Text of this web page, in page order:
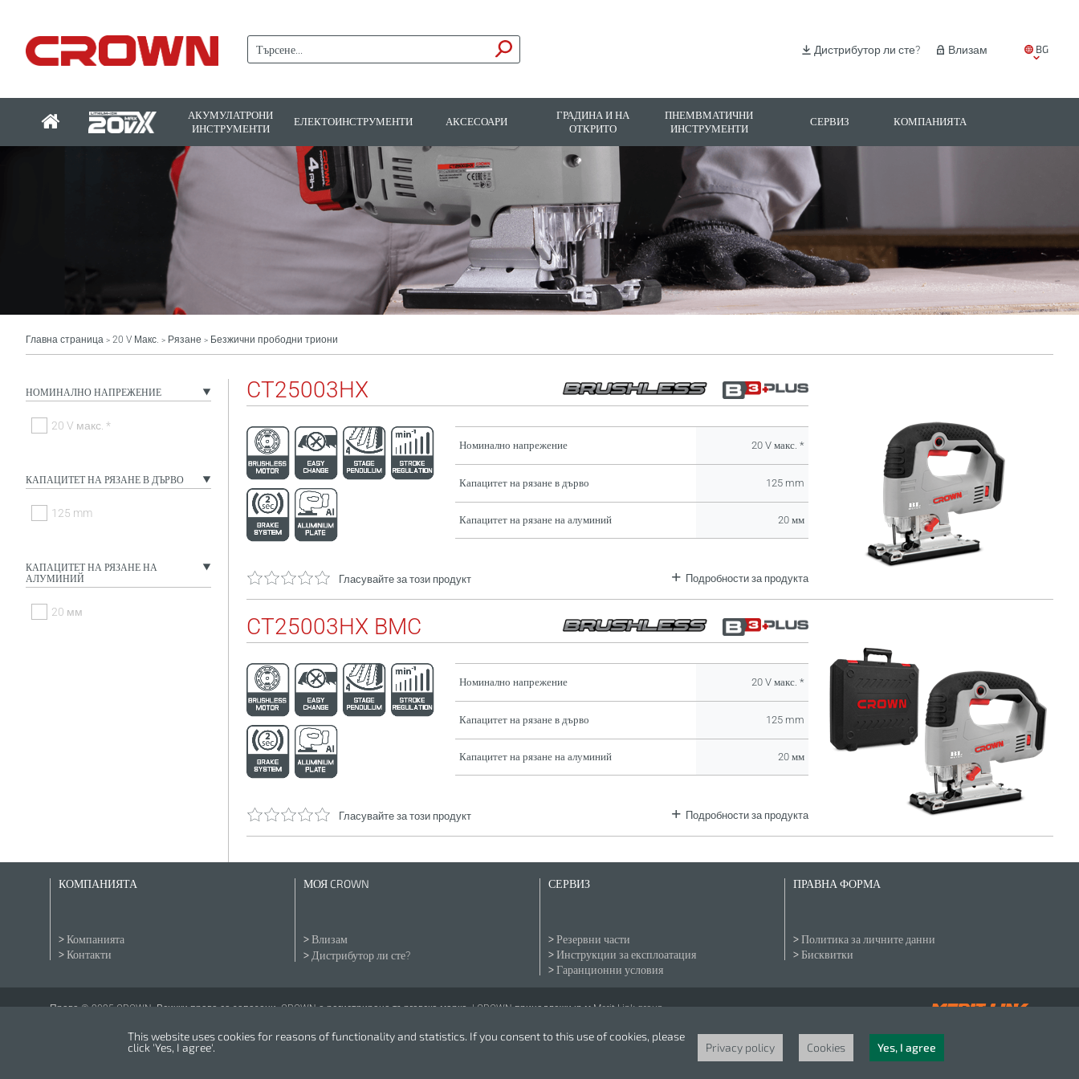
BG
Влизам
Дистрибутор ли сте?
АКУМУЛАТРОНИ
ИНСТРУМЕНТИ
ЕЛЕКТОИНСТРУМЕНТИ АКСЕСОАРИ
ГРАДИНА И НА
ОТКРИТО
ПНЕМВМАТИЧНИ
ИНСТРУМЕНТИ
СЕРВИЗ КОМПАНИЯТА
Главна страница > 20 V Макс. > Рязане > Безжични прободни триони
НОМИНАЛНО НАПРЕЖЕНИЕ
20 V макс. *
КАПАЦИТЕТ НА РЯЗАНЕ В ДЪРВО
125 mm
КАПАЦИТЕТ НА РЯЗАНЕ НА
АЛУМИНИЙ
20 мм
CT25003HX
Номинално напрежение 20 V макс. *
Капацитет на рязане в дърво 125 mm
Капацитет на рязане на алуминий 20 мм
Гласувайте за този продукт Подробности за продукта
CT25003HX BMC
Номинално напрежение 20 V макс. *
Капацитет на рязане в дърво 125 mm
Капацитет на рязане на алуминий 20 мм
Гласувайте за този продукт Подробности за продукта
КОМПАНИЯТА
Компанията
Контакти
МОЯ CROWN
Влизам
Дистрибутор ли сте?
СЕРВИЗ
Резервни части
Инструкции за експлоатация
Гаранционни условия
ПРАВНА ФОРМА
Политика за личните данни
Бисквитки
Права © 2025 CROWN. Всички права са запазени. CROWN е регистрирана търговска марка. | CROWN принадлежи към Merit Link group.
nopCommerce
This website uses cookies for reasons of functionality and statistics. If you consent to this use of cookies, please
click 'Yes, I agree'.
Privacy policy Cookies Yes, I agree